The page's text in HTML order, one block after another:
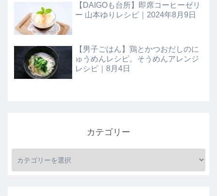
【DAIGOも台所】即席コーヒーゼリ
ー 山本ゆりレシピ｜2024年8月9日
【男子ごはん】鶏とかつおだしのに
ゅうめんレシピ。そうめんアレンジ
レシピ｜8月4日
カテゴリー